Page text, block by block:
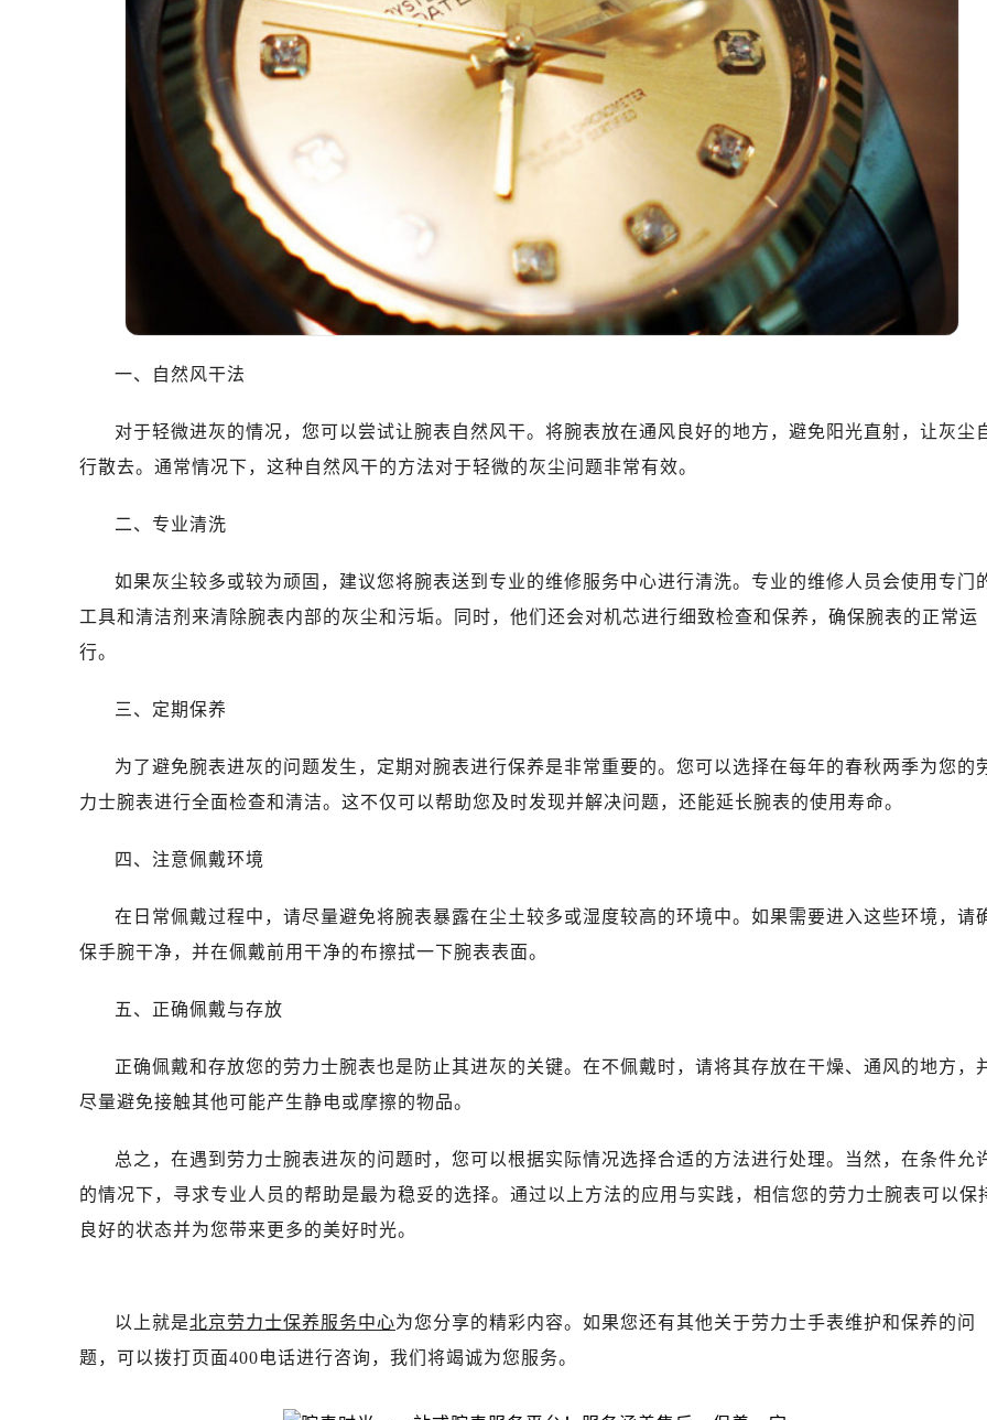
重庆市江北区观音桥步行街2号融恒时代广场写字楼9层902室（需提前预约）
长沙市芙蓉区定王台街道建湘路393号世茂环球金融中心写字楼（芙蓉广场）10层13室（需提前预约
郑州市二七区铭功路10号华润大厦写字楼29层2905室（需提前预约）
太原市迎泽区解放路15号亨得利名表服务中心（品牌授权店）3层整层（需提前预约）
沈阳市沈河区中街路137号亨得利名表服务中心（品牌授权店）1层整层（需提前预约）
沈阳市沈河区中街路83号亨得利名表服务中心（品牌授权店）1层整层（需提前预约）
乌鲁木齐市天山区红山路26号时代广场（CCMALL）C座17层17-B（需提前预约）
温州市鹿城区锦绣路1067号置信广场10层1015室（需提前预约）
哈尔滨市道里区友谊西路600号富力中心T2座写字楼29层03室（需提前预约，营业时间：8:30-18:30
大连市中山区人民路15号国际金融大厦7层G室（需提前预约）
佛山市禅城区季华五路57号万科金融中心C座12层1205室（需提前预约）
南通市崇川区工农路57号圆融广场写字楼16层1603室（需提前预约）
南宁市青秀区金湖路59号地王大厦12楼1224室（需提前预约）
泉州市丰泽区宝洲路729号浦西万达中心写字楼A座7楼709室（需提前预约）
青岛市南区山东路6号华润大厦B座22层04室（需提前预约）
贵阳市南明区都司高架桥路33号亨特国际金融中心14楼14D（需提前预约）
石家庄市长安区中山东路39号勒泰中心写字楼B座13层07室（需提前预约）
西安市碑林区南关正街88号华侨城长安国际中心E座6楼10室（需提前预约）
唐山市路南区新华东道100号万达广场写字楼A座10层1002室（需提前预约）
黑龙江省大庆市萨尔图区会战大街劳力士售后服务中心（需提前预约）
黑龙江省鹤岗市向阳区红军路劳力士售后服务中心（需提前预约）
黑龙江省鸡西市鸡冠区红军路劳力士售后服务中心（需提前预约）
黑龙江省牡丹江市东安区太平路劳力士售后服务中心（需提前预约）
黑龙江省七台河市桃山区大同街劳力士售后服务中心（需提前预约）
黑龙江省双鸭山市尖山区新兴大街劳力士售后服务中心（需提前预约）
黑龙江省绥化市北林区新华街与康庄路交叉口劳力士售后服务中心（需提前预约）
黑龙江省伊春市伊美区通河路劳力士售后服务中心（需提前预约）
吉林省吉林市船营区河南街劳力士售后服务中心（需提前预约）
吉林省辽源市龙山区人民大街劳力士售后服务中心（需提前预约）
吉林省四平市铁东区紫气大路与南九经街交汇处劳力士售后服务中心（需提前预约）
一、自然风干法
对于轻微进灰的情况，您可以尝试让腕表自然风干。将腕表放在通风良好的地方，避免阳光直射，让灰尘
行散去。通常情况下，这种自然风干的方法对于轻微的灰尘问题非常有效。
二、专业清洗
如果灰尘较多或较为顽固，建议您将腕表送到专业的维修服务中心进行清洗。专业的维修人员会使用专门
工具和清洁剂来清除腕表内部的灰尘和污垢。同时，他们还会对机芯进行细致检查和保养，确保腕表的正常运
行。
三、定期保养
为了避免腕表进灰的问题发生，定期对腕表进行保养是非常重要的。您可以选择在每年的春秋两季为您的
力士腕表进行全面检查和清洁。这不仅可以帮助您及时发现并解决问题，还能延长腕表的使用寿命。
四、注意佩戴环境
在日常佩戴过程中，请尽量避免将腕表暴露在尘土较多或湿度较高的环境中。如果需要进入这些环境，请
保手腕干净，并在佩戴前用干净的布擦拭一下腕表表面。
五、正确佩戴与存放
正确佩戴和存放您的劳力士腕表也是防止其进灰的关键。在不佩戴时，请将其存放在干燥、通风的地方，
尽量避免接触其他可能产生静电或摩擦的物品。
总之，在遇到劳力士腕表进灰的问题时，您可以根据实际情况选择合适的方法进行处理。当然，在条件允
的情况下，寻求专业人员的帮助是最为稳妥的选择。通过以上方法的应用与实践，相信您的劳力士腕表可以保
良好的状态并为您带来更多的美好时光。
以上就是北京劳力士保养服务中心为您分享的精彩内容。如果您还有其他关于劳力士手表维护和保养的问
题，可以拨打页面400电话进行咨询，我们将竭诚为您服务。